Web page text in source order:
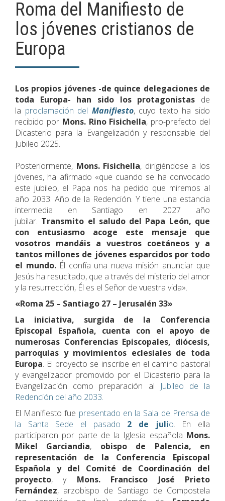
Roma del Manifiesto de
los jóvenes cristianos de
Europa
Los propios jóvenes -de quince delegaciones de
toda Europa- han sido los protagonistas de
la proclamación del Manifiesto, cuyo texto ha sido
recibido por Mons. Rino Fisichella, pro-prefecto del
Dicasterio para la Evangelización y responsable del
Jubileo 2025.
Posteriormente, Mons. Fisichella, dirigiéndose a los
jóvenes, ha afirmado «que cuando se ha convocado
este jubileo, el Papa nos ha pedido que miremos al
año 2033: Año de la Redención. Y tiene una estancia
intermedia en Santiago en 2027 año
jubilar. Transmito el saludo del Papa León, que
con entusiasmo acoge este mensaje que
vosotros mandáis a vuestros coetáneos y a
tantos millones de jóvenes esparcidos por todo
el mundo. Él confía una nueva misión anunciar que
Jesús ha resucitado, que a través del misterio del amor
y la resurrección, Él es el Señor de vuestra vida».
«Roma 25 – Santiago 27 – Jerusalén 33»
La iniciativa, surgida de la Conferencia
Episcopal Española, cuenta con el apoyo de
numerosas Conferencias Episcopales, diócesis,
parroquias y movimientos eclesiales de toda
Europa. El proyecto se inscribe en el camino pastoral
y evangelizador promovido por el Dicasterio para la
Evangelización como preparación al
Jubileo de la
Redención del año 2033.
El Manifiesto fue presentado en la Sala de Prensa de
la Santa Sede el pasado 2 de julio. En ella
participaron por parte de la Iglesia española Mons.
Mikel Garciandia, obispo de Palencia, en
representación de la Conferencia Episcopal
Española y del Comité de Coordinación del
proyecto, y Mons. Francisco José Prieto
Fernández, arzobispo de Santiago de Compostela